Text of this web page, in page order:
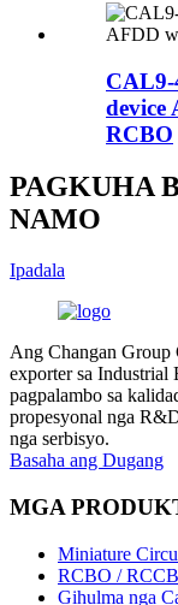
CAL9-
device
RCBO
PAGKUHA
NAMO
Ipadala
Ang Changan Group
exporter sa Industrial
pagpalambo sa
propesyonal nga
nga serbisyo.
Basaha ang Dugang
MGA
Miniature
RCBO /
Gihulma nga